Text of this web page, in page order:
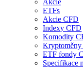
ETFs
Akcie CFD
Indexy CFD
Komodity
ETF fondy
Specifikace